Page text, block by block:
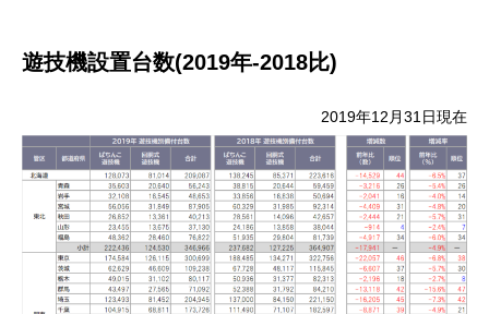
遊技機設置台数(2019年-2018比)
2019年12月31日現在